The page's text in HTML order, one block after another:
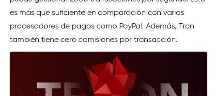
es más que suficiente en comparación con varios
procesadores de pagos como PayPal. Además, Tron
también tiene cero comisiones por transacción.